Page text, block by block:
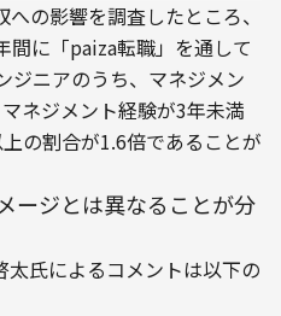
への影響を調査したところ、
間に「paiza転職」を通して
ジニアのうち、マネジメン
ネジメント経験が3年未満
の割合が1.6倍であることが
ージとは異なることが分
氏によるコメントは以下の